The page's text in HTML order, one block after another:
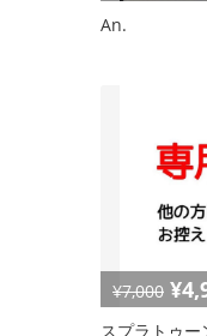
An.
¥7,000
スプラトゥ